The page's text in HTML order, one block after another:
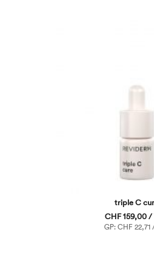
triple C
CHF 159,00 /
GP: CHF 22,71